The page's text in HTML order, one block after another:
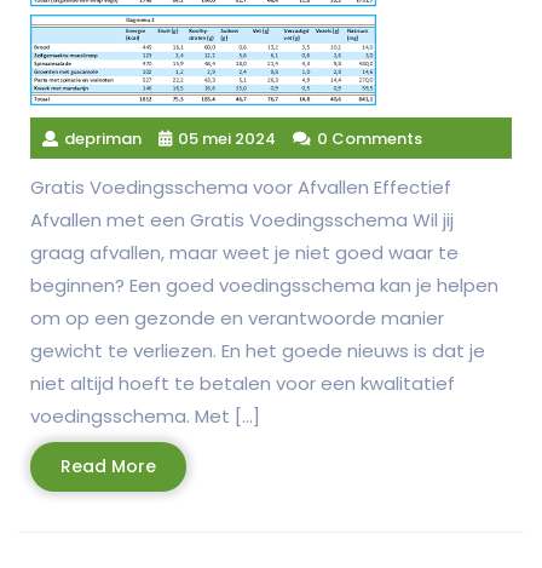
depriman 05 mei 2024 0 Comments
Gratis Voedingsschema voor Afvallen Effectief
Afvallen met een Gratis Voedingsschema Wil jij
graag afvallen, maar weet je niet goed waar te
beginnen? Een goed voedingsschema kan je helpen
om op een gezonde en verantwoorde manier
gewicht te verliezen. En het goede nieuws is dat je
niet altijd hoeft te betalen voor een kwalitatief
voedingsschema. Met […]
Read MoreRead
More